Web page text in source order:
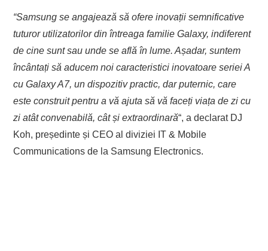
“Samsung se angajează să ofere inovații semnificative
tuturor utilizatorilor din întreaga familie Galaxy, indiferent
de cine sunt sau unde se află în lume. Așadar, suntem
încântați să aducem noi caracteristici inovatoare seriei A
cu Galaxy A7, un dispozitiv practic, dar puternic, care
este construit pentru a vă ajuta să vă faceți viața de zi cu
zi atât convenabilă, cât și extraordinară“, a declarat DJ
Koh, președinte și CEO al diviziei IT & Mobile
Communications de la Samsung Electronics.